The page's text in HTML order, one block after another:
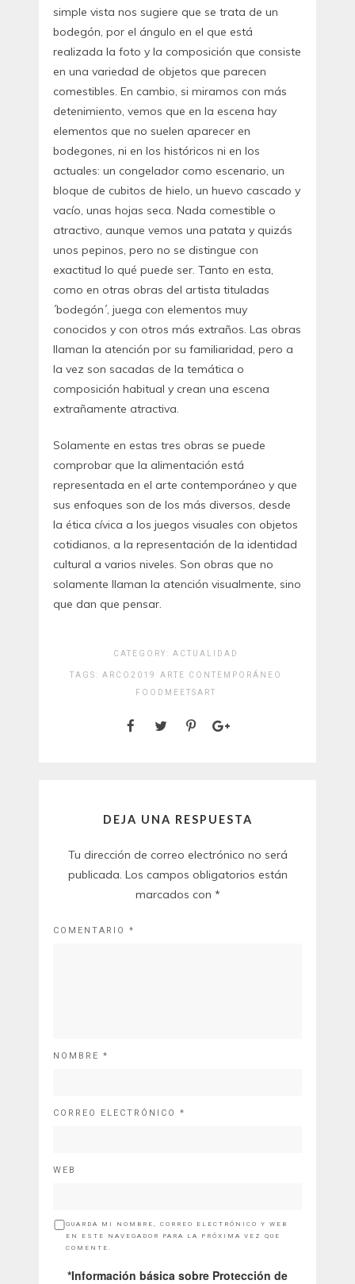
simple vista nos sugiere que se trata de un
bodegón, por el ángulo en el que está
realizada la foto y la composición que consiste
en una variedad de objetos que parecen
comestibles. En cambio, si miramos con más
detenimiento, vemos que en la escena hay
elementos que no suelen aparecer en
bodegones, ni en los históricos ni en los
actuales: un congelador como escenario, un
bloque de cubitos de hielo, un huevo cascado y
vacío, unas hojas seca. Nada comestible o
atractivo, aunque vemos una patata y quizás
unos pepinos, pero no se distingue con
exactitud lo qué puede ser. Tanto en esta,
como en otras obras del artista tituladas
´bodegón´, juega con elementos muy
conocidos y con otros más extraños. Las obras
llaman la atención por su familiaridad, pero a
la vez son sacadas de la temática o
composición habitual y crean una escena
extrañamente atractiva.
Solamente en estas tres obras se puede
comprobar que la alimentación está
representada en el arte contemporáneo y que
sus enfoques son de los más diversos, desde
la ética cívica a los juegos visuales con objetos
cotidianos, a la representación de la identidad
cultural a varios niveles. Son obras que no
solamente llaman la atención visualmente, sino
que dan que pensar.
CATEGORY: ACTUALIDAD
TAGS: ARCO2019
ARTE CONTEMPORÁNEO
FOODMEETSART
DEJA UNA RESPUESTA
Tu dirección de correo electrónico no será
publicada. Los campos obligatorios están
marcados con *
COMENTARIO *
NOMBRE *
CORREO ELECTRÓNICO *
WEB
GUARDA MI NOMBRE, CORREO ELECTRÓNICO Y WEB
EN ESTE NAVEGADOR PARA LA PRÓXIMA VEZ QUE
COMENTE.
*Información básica sobre Protección de